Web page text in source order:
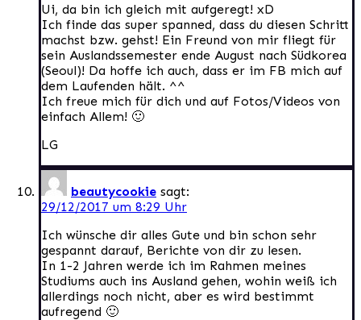
Ui, da bin ich gleich mit aufgeregt! xD
Ich finde das super spanned, dass du diesen Schritt
machst bzw. gehst! Ein Freund von mir fliegt für
sein Auslandssemester ende August nach Südkorea
(Seoul)! Da hoffe ich auch, dass er im FB mich auf
dem Laufenden hält. ^^
Ich freue mich für dich und auf Fotos/Videos von
einfach Allem! 🙂
LG
beautycookie sagt:
29/12/2017 um 8:29 Uhr
Ich wünsche dir alles Gute und bin schon sehr
gespannt darauf, Berichte von dir zu lesen.
In 1-2 Jahren werde ich im Rahmen meines
Studiums auch ins Ausland gehen, wohin weiß ich
allerdings noch nicht, aber es wird bestimmt
aufregend 🙂